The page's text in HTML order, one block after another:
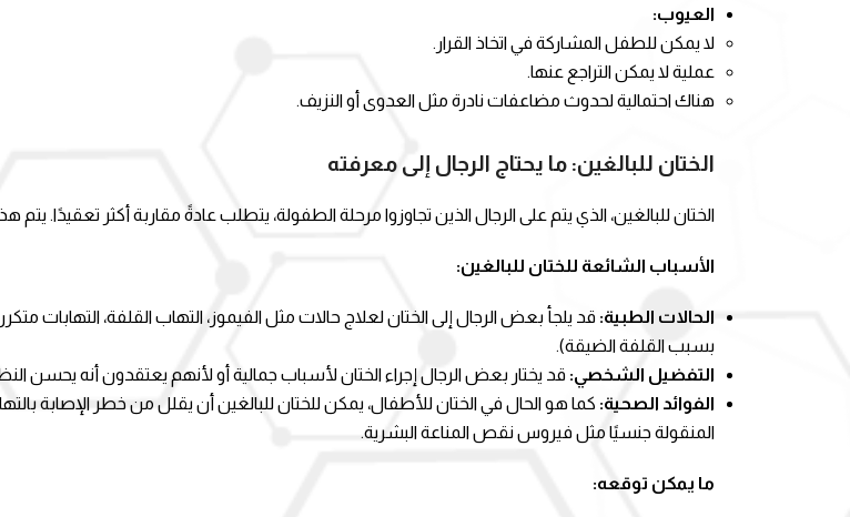
العيوب:
لا يمكن للطفل المشاركة في اتخاذ القرار.
عملية لا يمكن التراجع عنها.
هناك احتمالية لحدوث مضاعفات نادرة مثل العدوى أو النزيف.
الختان للبالغين: ما يحتاج الرجال إلى معرفته
الختان للبالغين، الذي يتم على الرجال الذين تجاوزوا مرحلة الطفولة، يتطلب عادةً مقاربة أكثر تعقيدًا. يتم
الأسباب الشائعة للختان للبالغين:
الحالات الطبية: قد يلجأ بعض الرجال إلى الختان لعلاج حالات مثل الفيموز، التهاب القلفة، التهابات
بسبب القلفة الضيقة).
التفضيل الشخصي: قد يختار بعض الرجال إجراء الختان لأسباب جمالية أو لأنهم يعتقدون أنه يحسن
الفوائد الصحية: كما هو الحال في الختان للأطفال، يمكن للختان للبالغين أن يقلل من خطر الإصابة
المنقولة جنسيًا مثل فيروس نقص المناعة البشرية.
ما يمكن توقعه: